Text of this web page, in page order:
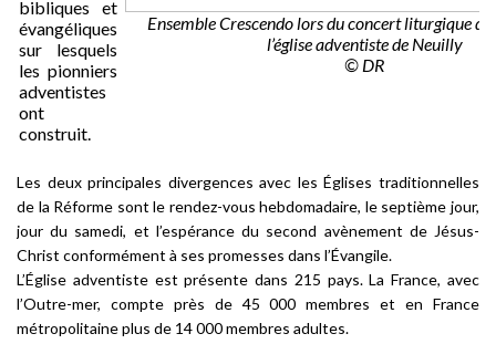
bibliques et
évangéliques
sur lesquels
les pionniers
adventistes
ont
construit.
Ensemble Crescendo lors du concert liturgique
l’église adventiste de Neuilly
© DR
Les deux principales divergences avec les Églises traditionnelles
de la Réforme sont le rendez-vous hebdomadaire, le septième jour,
jour du samedi, et l’espérance du second avènement de Jésus-
Christ conformément à ses promesses dans l’Évangile.
L’Église adventiste est présente dans 215 pays. La France, avec
l’Outre-mer, compte près de 45 000 membres et en France
métropolitaine plus de 14 000 membres adultes.